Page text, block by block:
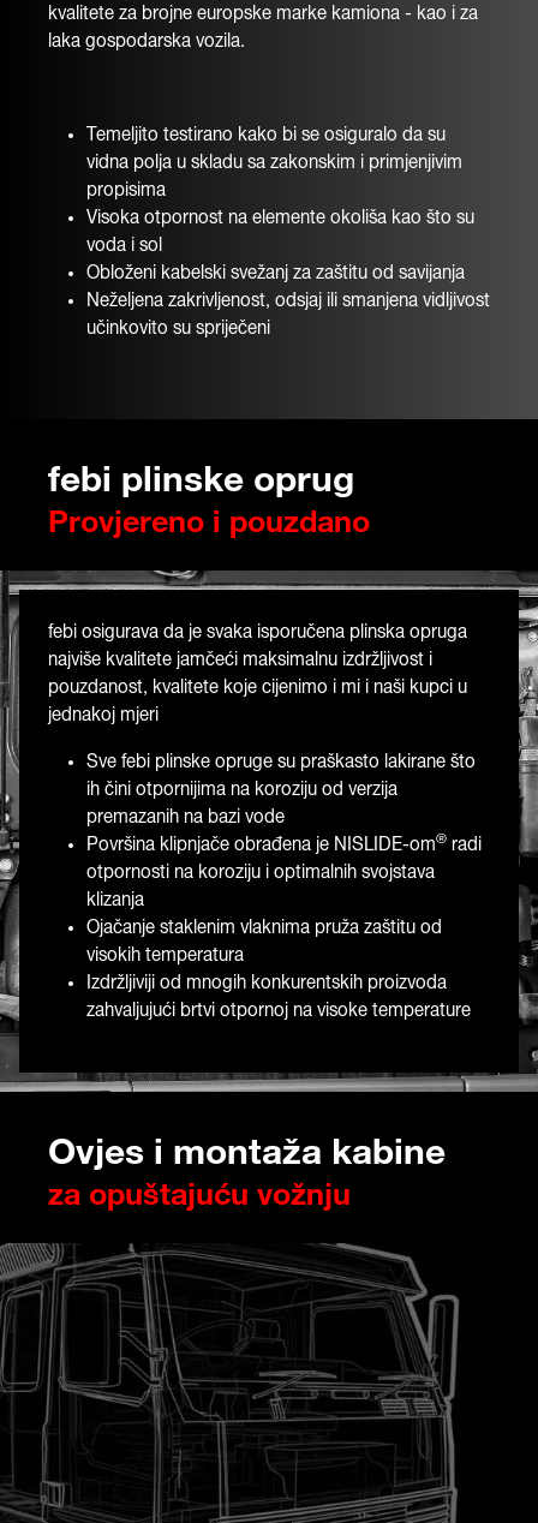
kvalitete za brojne europske marke kamiona - kao i za
laka gospodarska vozila.
Temeljito testirano kako bi se osiguralo da su
vidna polja u skladu sa zakonskim i primjenjivim
propisima
Visoka otpornost na elemente okoliša kao što su
voda i sol
Obloženi kabelski svežanj za zaštitu od savijanja
Neželjena zakrivljenost, odsjaj ili smanjena vidljivost
učinkovito su spriječeni
febi plinske oprug
Provjereno i pouzdano
febi osigurava da je svaka isporučena plinska opruga
najviše kvalitete jamčeći maksimalnu izdržljivost i
pouzdanost, kvalitete koje cijenimo i mi i naši kupci u
jednakoj mjeri
Sve febi plinske opruge su praškasto lakirane što
ih čini otpornijima na koroziju od verzija
premazanih na bazi vode
Površina klipnjače obrađena je NISLIDE-om® radi
otpornosti na koroziju i optimalnih svojstava
klizanja
Ojačanje staklenim vlaknima pruža zaštitu od
visokih temperatura
Izdržljiviji od mnogih konkurentskih proizvoda
zahvaljujući brtvi otpornoj na visoke temperature
Ovjes i montaža kabine
za opuštajuću vožnju